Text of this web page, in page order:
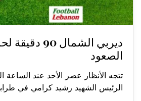
ديربي الشمال
الصعود
تتجه الأنظار عصر الأحد عند
الرئيس الشهيد رشيد كرامي في